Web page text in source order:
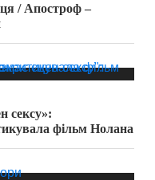
/ Апостроф –
сексу»:
фільм Нолана